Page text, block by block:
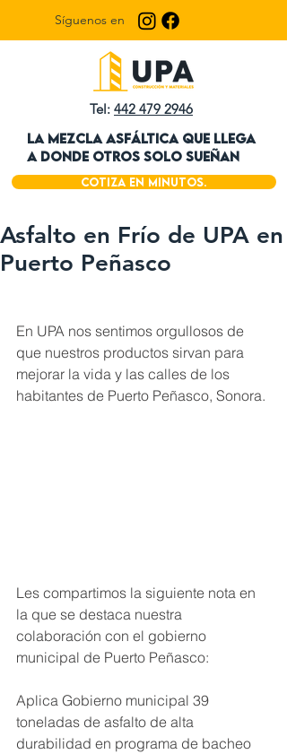
Síguenos en
Tel: 442 479 2946
LA MEZCLA ASFÁLTICA QUE LLEGA
A DONDE OTROS SOLO SUEÑAN
Cotiza en minutos.
¡Llama ahora!
Asfalto en Frío de UPA en
Puerto Peñasco
En UPA nos sentimos orgullosos de
que nuestros productos sirvan para
mejorar la vida y las calles de los
habitantes de Puerto Peñasco, Sonora.
Les compartimos la siguiente nota en
la que se destaca nuestra
colaboración con el gobierno
municipal de Puerto Peñasco:
Aplica Gobierno municipal 39
toneladas de asfalto de alta
durabilidad en programa de bacheo